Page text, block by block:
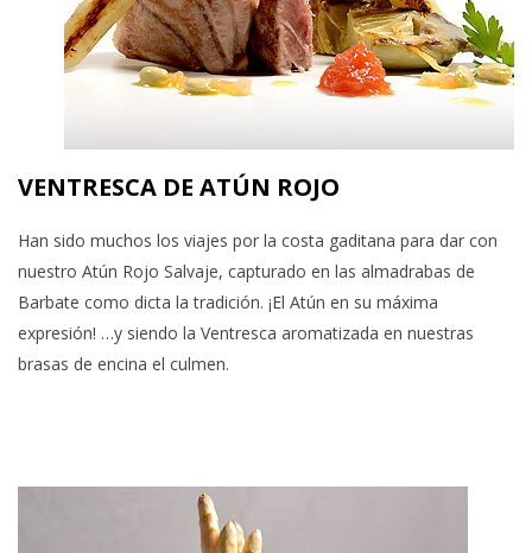
VENTRESCA DE ATÚN ROJO
Han sido muchos los viajes por la costa gaditana para dar con
nuestro Atún Rojo Salvaje, capturado en las almadrabas de
Barbate como dicta la tradición. ¡El Atún en su máxima
expresión! …y siendo la Ventresca aromatizada en nuestras
brasas de encina el culmen.